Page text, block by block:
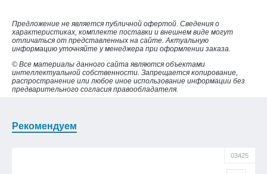
Предложение не является публичной офертой. Сведения о
характеристиках, комплекте поставки и внешнем виде могут
отличаться от представленных на сайте. Актуальную
информацию уточняйте у менеджера при оформлении заказа.
© Все материалы данного сайта являются объектами
интеллектуальной собственности. Запрещается копирование,
распространение или любое иное использование информации без
предварительного согласия правообладателя.
Рекомендуем
03425